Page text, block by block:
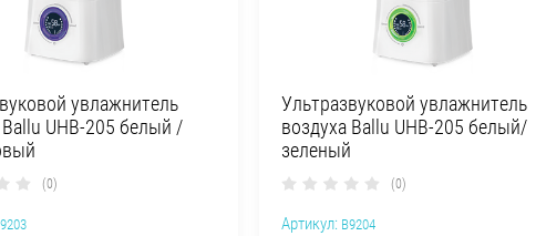
увлажнитель
Ballu UHB-205 белый /
(0)
Ультразвуковой увлажнитель
воздуха Ballu UHB-205 белый/
зеленый
(0)
Артикул:B9204